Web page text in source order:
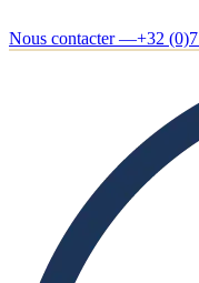
Nous contacter —+32